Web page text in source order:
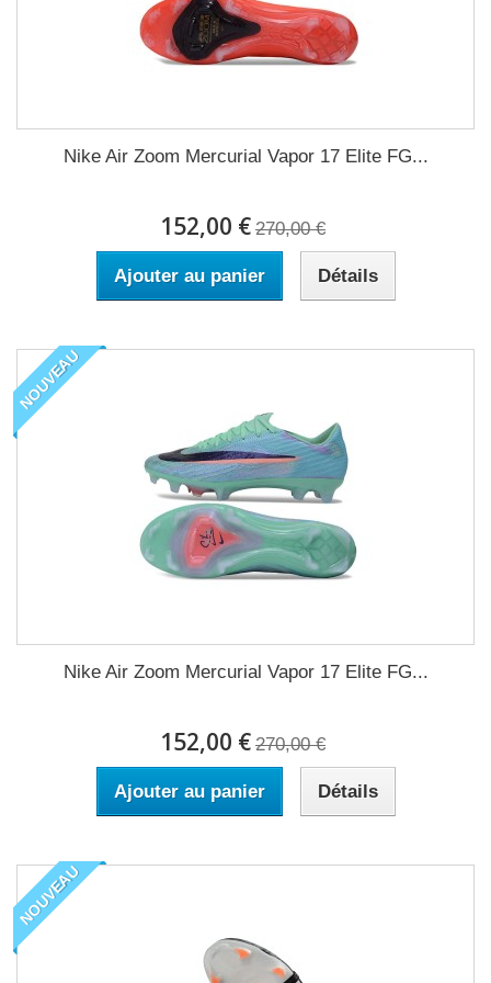
Nike Air Zoom Mercurial Vapor 17 Elite FG...
152,00 € 270,00 €
Ajouter au panier Détails
NOUVEAU
Nike Air Zoom Mercurial Vapor 17 Elite FG...
152,00 € 270,00 €
Ajouter au panier Détails
NOUVEAU